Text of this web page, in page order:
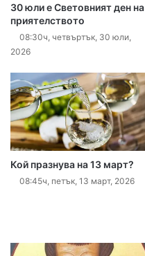
30 юли е Световният ден на
приятелството
08:30ч, четвъртък, 30 юли,
2026
Кой празнува на 13 март?
08:45ч, петък, 13 март, 2026